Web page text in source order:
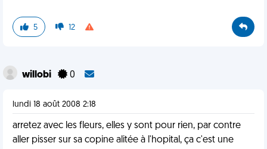
5 12
willobi 0
lundi 18 août 2008 2:18
arretez avec les fleurs, elles y sont pour rien, par contre
aller pisser sur sa copine alitée à l'hopital, ça c'est une